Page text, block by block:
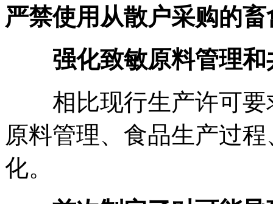
严禁使用从散户采购的
强化致敏原料管理
相比现行生产许可要
原料管理、食品生产过
化。